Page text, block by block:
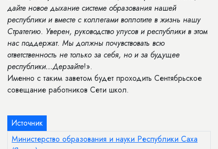
дайте новое дыхание системе образования нашей
республики и вместе с коллегами воплотите в жизнь нашу
Стратегию. Уверен, руководство улусов и республики в этом
нас поддержат. Мы должны почувствовать всю
ответственность не только за себя, но и за будущее
республики…Дерзайте!».
Именно с таким заветом будет проходить Сентябрьское
совещание работников Сети школ.
Источник
Министерство образования и науки Республики Саха